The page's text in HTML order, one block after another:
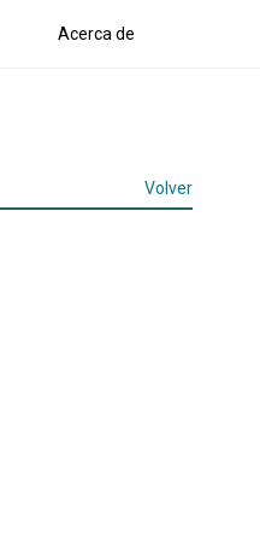
Acerca de
Volver